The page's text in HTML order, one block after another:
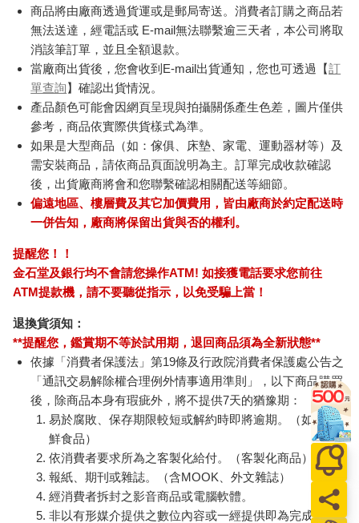
商品將由廠商透過貨運或是郵局寄送。消費者訂購之商品若
無法送達，經電話或 E-mail無法聯繫逾三天者，本公司將取
消該筆訂單，並且全額退款。
當廠商出貨後，您會收到E-mail出貨通知，您也可透過【訂
單查詢】確認出貨情況。
產品顏色可能會因網頁呈現與拍攝關係產生色差，圖片僅供
參考，商品依實際供貨樣式為準。
如果是大型商品（如：傢俱、床墊、家電、運動器材等）及
需安裝商品，請依商品頁面說明為主。訂單完成收款確認
後，出貨廠商將會和您聯繫確認相關配送等細節。
偏遠地區、樓層費及其它加價費用，皆由廠商於約定配送時
一併告知，廠商將保留出貨與否的權利。
提醒您！！
金石堂及銀行均不會請您操作ATM! 如接獲電話要求您前往
ATM提款機，請不要聽從指示，以免受騙上當！
退換貨須知：
**提醒您，鑑賞期不等於試用期，退回商品須為全新狀態**
依據「消費者保護法」第19條及行政院消費者保護處公告之
「通訊交易解除權合理例外情事適用準則」，以下商品購買
後，除商品本身有瑕疵外，將不提供7天的猶豫期：
易於腐敗、保存期限較短或解約時即將逾期。（如：生
鮮食品）
依消費者要求所為之客製化給付。（客製化商品）
報紙、期刊或雜誌。（含MOOK、外文雜誌）
經消費者拆封之影音商品或電腦軟體。
非以有形媒介提供之數位內容或一經提供即為完成之線